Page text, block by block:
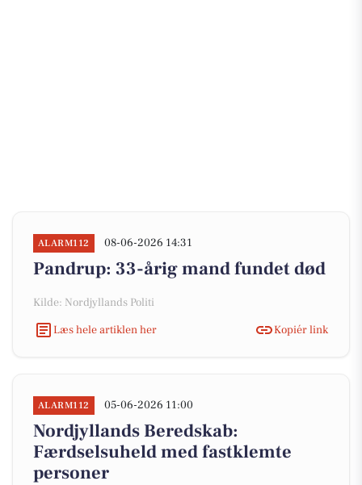
ALARM112 08-06-2026 14:31
Pandrup: 33-årig mand fundet død
Kilde: Nordjyllands Politi
Læs hele artiklen her
Kopiér link
ALARM112 05-06-2026 11:00
Nordjyllands Beredskab:
Færdselsuheld med fastklemte
personer